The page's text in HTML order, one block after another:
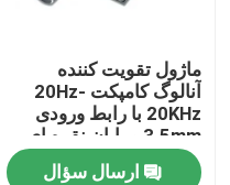
با ما تماس بگیرید
اخبار
ماژول تقویت کننده
آنالوگ کامپکت 20Hz-
20KHz با رابط ورودی
3.5mm و پایان نقره ای
ارسال سؤال